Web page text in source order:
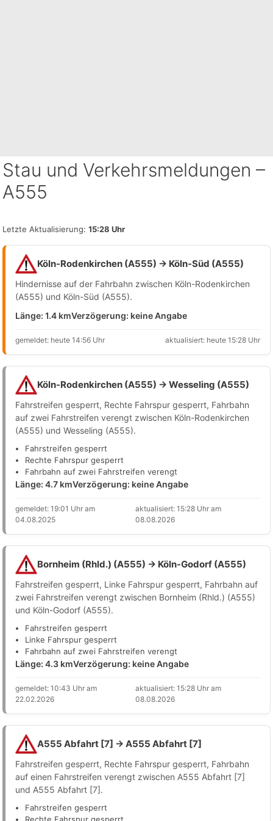
Stau und Verkehrsmeldungen –
A555
Letzte Aktualisierung: 15:28 Uhr
Köln-Rodenkirchen (A555) → Köln-Süd (A555)
Hindernisse auf der Fahrbahn zwischen Köln-Rodenkirchen
(A555) und Köln-Süd (A555).
Länge: 1.4 kmVerzögerung: keine Angabe
gemeldet: heute 14:56 Uhr aktualisiert: heute 15:28 Uhr
Köln-Rodenkirchen (A555) → Wesseling (A555)
Fahrstreifen gesperrt, Rechte Fahrspur gesperrt, Fahrbahn
auf zwei Fahrstreifen verengt zwischen Köln-Rodenkirchen
(A555) und Wesseling (A555).
Fahrstreifen gesperrt
Rechte Fahrspur gesperrt
Fahrbahn auf zwei Fahrstreifen verengt
Länge: 4.7 kmVerzögerung: keine Angabe
gemeldet: 19:01 Uhr am
04.08.2025
aktualisiert: 15:28 Uhr am
08.08.2026
Bornheim (Rhld.) (A555) → Köln-Godorf (A555)
Fahrstreifen gesperrt, Linke Fahrspur gesperrt, Fahrbahn auf
zwei Fahrstreifen verengt zwischen Bornheim (Rhld.) (A555)
und Köln-Godorf (A555).
Fahrstreifen gesperrt
Linke Fahrspur gesperrt
Fahrbahn auf zwei Fahrstreifen verengt
Länge: 4.3 kmVerzögerung: keine Angabe
gemeldet: 10:43 Uhr am
22.02.2026
aktualisiert: 15:28 Uhr am
08.08.2026
A555 Abfahrt [7] → A555 Abfahrt [7]
Fahrstreifen gesperrt, Rechte Fahrspur gesperrt, Fahrbahn
auf einen Fahrstreifen verengt zwischen A555 Abfahrt [7]
und A555 Abfahrt [7].
Fahrstreifen gesperrt